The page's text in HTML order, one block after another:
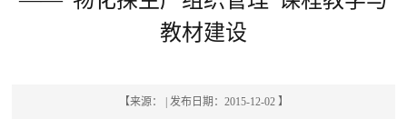
教材建设
【来源： | 发布日期：2015-12-02 】